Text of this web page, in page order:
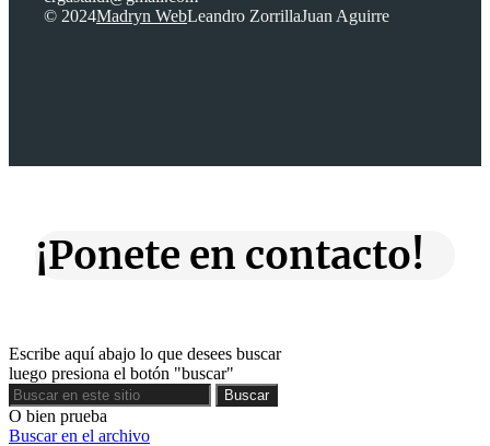
© 2024Madryn WebLeandro ZorrillaJuan Aguirre
¡Ponete en contacto!
Escribe aquí abajo lo que desees buscar
luego presiona el botón "buscar"
Buscar
Buscar
O bien prueba
Buscar en el archivo